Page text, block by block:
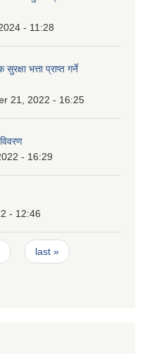
- 11:28
भत्ता प्राप्त गर्ने
21, 2022 - 16:25
- 16:29
- 12:46
last »